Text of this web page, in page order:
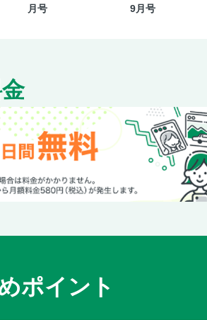
月号
9月号
ポイント